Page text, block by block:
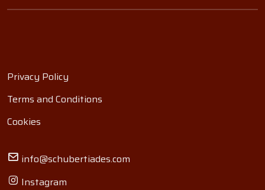
Privacy Policy
Terms and Conditions
Cookies
info@schubertiades.com
Instagram